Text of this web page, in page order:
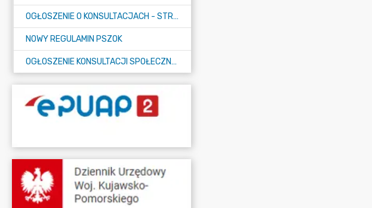
OGŁOSZENIE O KONSULTACJACH - STRATEGIA
NOWY REGULAMIN PSZOK
OGŁOSZENIE KONSULTACJI SPOŁECZNYCH